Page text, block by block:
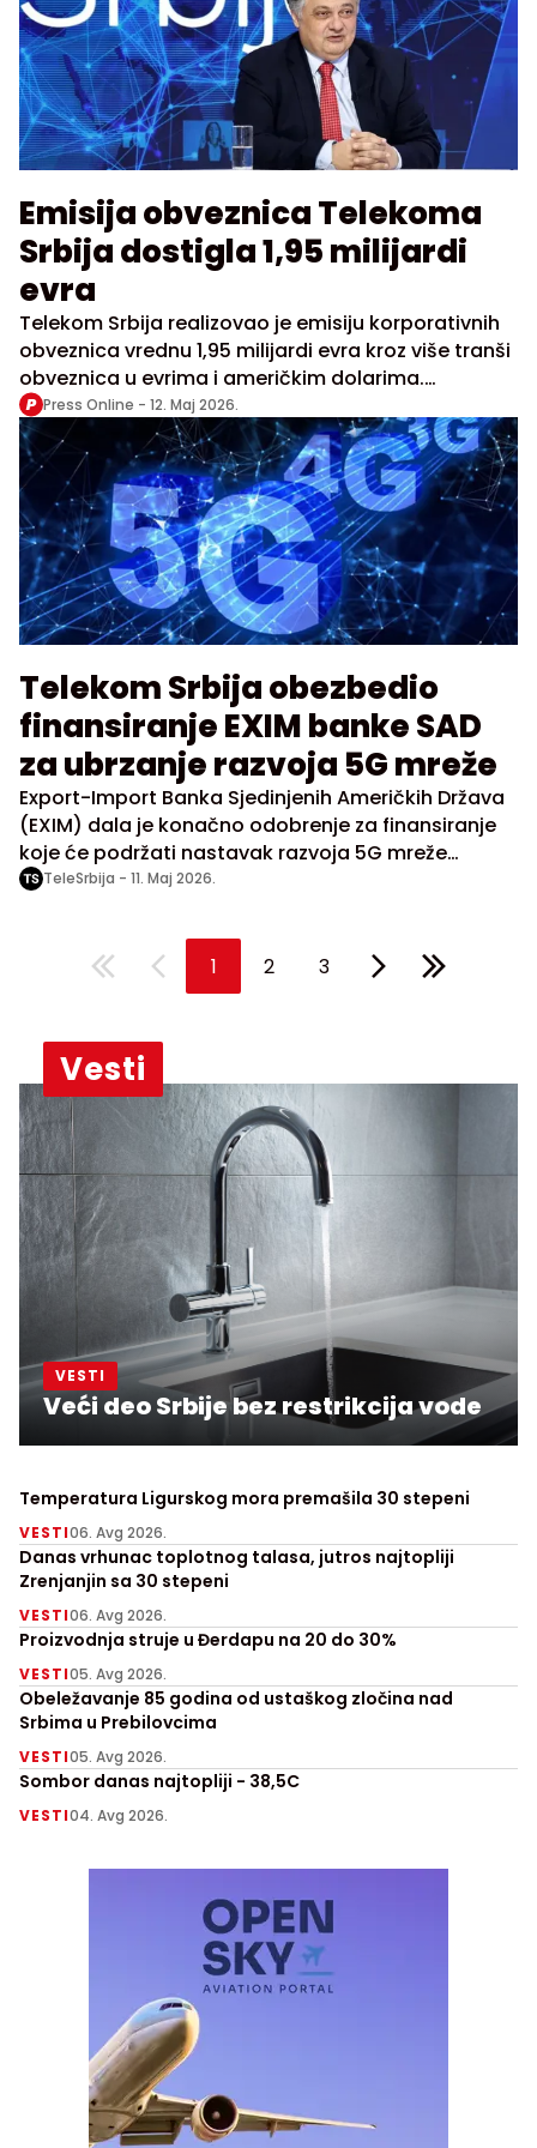
Emisija obveznica Telekoma
Srbija dostigla 1,95 milijardi
evra
Telekom Srbija realizovao je emisiju korporativnih
obveznica vrednu 1,95 milijardi evra kroz više tranši
obveznica u evrima i američkim dolarima.
Kompanija navodi da je interesovanje investitora
bilo izuzetno veliko, uz ukupnu tražnju od gotovo
13,9 milijardi dolara i učešće oko 300
međunarodnih institucionalnih investitora.
Press Online - 12. Maj 2026.
Telekom Srbija obezbedio
finansiranje EXIM banke SAD
za ubrzanje razvoja 5G mreže
Export-Import Banka Sjedinjenih Američkih Država
(EXIM) dala je konačno odobrenje za finansiranje
koje će podržati nastavak razvoja 5G mreže
Telekoma Srbija.
TeleSrbija - 11. Maj 2026.
1 2 3
Vesti
VESTI
Veći deo Srbije bez restrikcija vode
Temperatura Ligurskog mora premašila 30 stepeni
VESTI06. Avg 2026.
Danas vrhunac toplotnog talasa, jutros najtopliji
Zrenjanjin sa 30 stepeni
VESTI06. Avg 2026.
Proizvodnja struje u Đerdapu na 20 do 30%
VESTI05. Avg 2026.
Obeležavanje 85 godina od ustaškog zločina nad
Srbima u Prebilovcima
VESTI05. Avg 2026.
Sombor danas najtopliji - 38,5C
VESTI04. Avg 2026.